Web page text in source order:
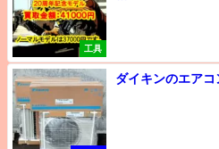
工具
ダイキンのエアコ